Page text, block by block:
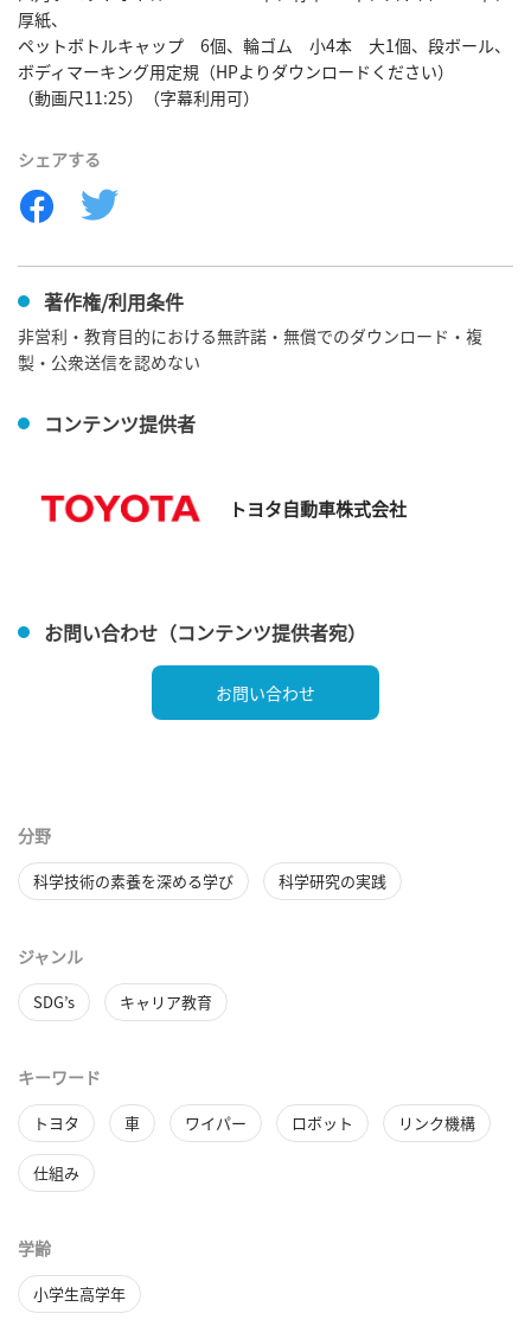
厚紙、
ペットボトルキャップ　6個、輪ゴム　小4本　大1個、段ボール、
ボディマーキング用定規（HPよりダウンロードください）
（動画尺11:25）（字幕利用可）
シェアする
著作権/利用条件
非営利・教育目的における無許諾・無償でのダウンロード・複
製・公衆送信を認めない
コンテンツ提供者
トヨタ自動車株式会社
お問い合わせ（コンテンツ提供者宛）
お問い合わせ
分野
科学技術の素養を深める学び 科学研究の実践
ジャンル
SDG’s キャリア教育
キーワード
トヨタ 車 ワイパー ロボット リンク機構
仕組み
学齢
小学生高学年